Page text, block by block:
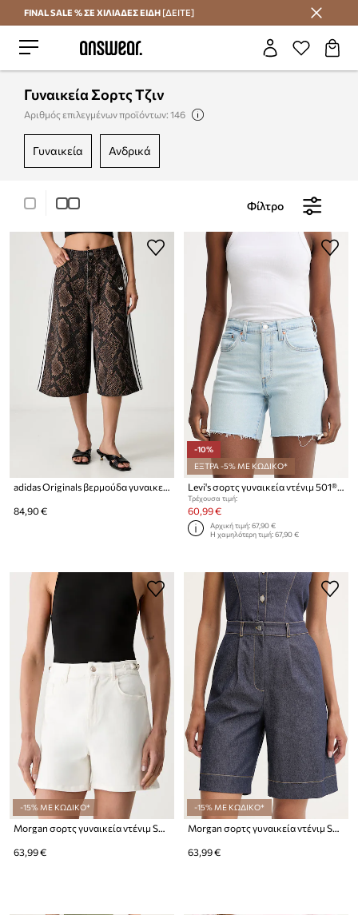
Εξοικονομήστε με το Answear Club
FINAL SALE % ΣΕ ΧΙΛΙΑΔΕΣ ΕΙΔΗ [ΔΕΙΤΕ]
Γυναικεία Σορτς Τζιν
Αριθμός επιλεγμένων προϊόντων: 146
γυναικεία ανδρικά
Φίλτρο
adidas Originals βερμούδα γυναικεία ντένιμ
84,90 €
-10%
ΕΞΤΡΑ -5% ΜΕ ΚΩΔΙΚΟ*
Levi's σορτς γυναικεία ντένιμ 501® MID THIGH
Τρέχουσα τιμή:
60,99 €
Αρχική τιμή:67,90 €
Η χαμηλότερη τιμή:67,90 €
-15% ΜΕ ΚΩΔΙΚΟ*
Morgan σορτς γυναικεία ντένιμ SHOUKIM
63,99 €
-15% ΜΕ ΚΩΔΙΚΟ*
Morgan σορτς γυναικεία ντένιμ SHAN
63,99 €